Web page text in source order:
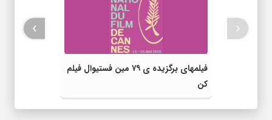
فیلمهای برگزیده ی ۷۹ مین فستیوال فیلم
کن
‹
›